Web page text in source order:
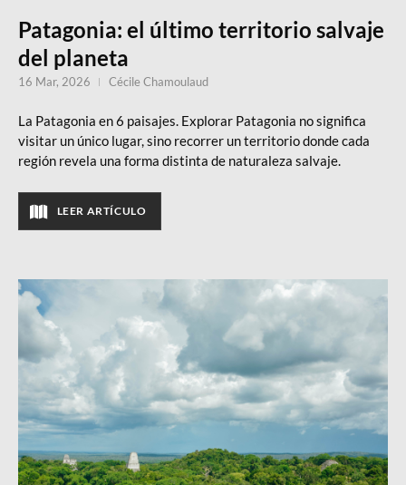
Patagonia: el último territorio salvaje
del planeta
La Patagonia en 6 paisajes. Explorar Patagonia no significa
visitar un único lugar, sino recorrer un territorio donde cada
región revela una forma distinta de naturaleza salvaje.
LEER ARTÍCULO
16 Mar, 2026 Cécile Chamoulaud